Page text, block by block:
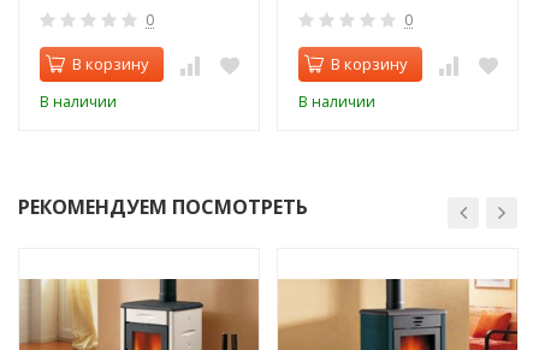
0
В корзину
В наличии
0
В корзину
В наличии
РЕКОМЕНДУЕМ ПОСМОТРЕТЬ